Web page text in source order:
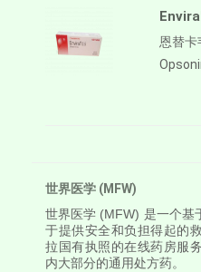
恩替卡
世界医学 (MFW)
世界医学 (MFW) 是一个基
于提供安全和负担得起的
拉国有执照的在线药房服
内大部分的通用处方药。